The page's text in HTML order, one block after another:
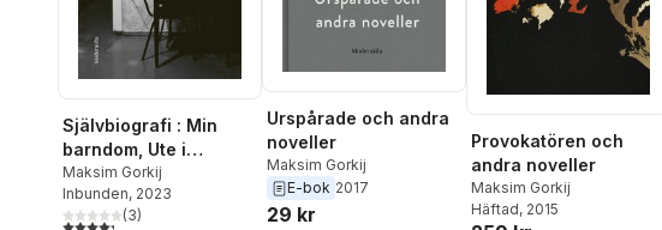
Självbiografi : Min
barndom, Ute i
världen, Mina
universitet
Maksim Gorkij
Inbunden, 2023
4,3utav 5 stjärnor. Totalt antal röster:
(3)
Urspårade och andra
noveller
Maksim Gorkij
E-bok 2017
29 kr
Provokatören och
andra noveller
Maksim Gorkij
Häftad, 2015